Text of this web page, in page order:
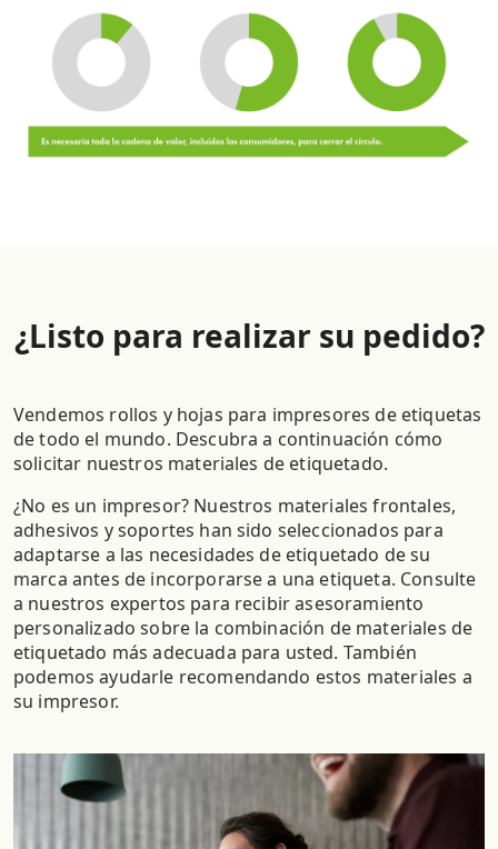
¿Listo para realizar su pedido?
Vendemos rollos y hojas para impresores de etiquetas
de todo el mundo. Descubra a continuación cómo
solicitar nuestros materiales de etiquetado.
¿No es un impresor? Nuestros materiales frontales,
adhesivos y soportes han sido seleccionados para
adaptarse a las necesidades de etiquetado de su
marca antes de incorporarse a una etiqueta. Consulte
a nuestros expertos para recibir asesoramiento
personalizado sobre la combinación de materiales de
etiquetado más adecuada para usted. También
podemos ayudarle recomendando estos materiales a
su impresor.